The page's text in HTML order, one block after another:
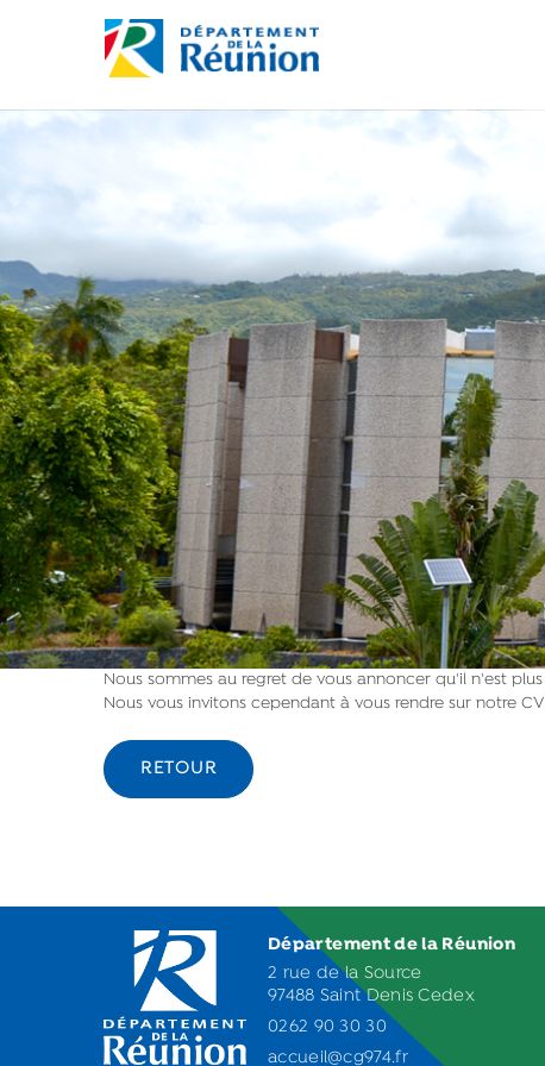
Nous sommes au regret de vous annoncer qu'il n'est
Nous vous invitons cependant à vous rendre sur notre
RETOUR
Département de la Réunion
2 rue de la Source
97488 Saint Denis Cedex
0262 90 30 30
accueil@cg974.fr